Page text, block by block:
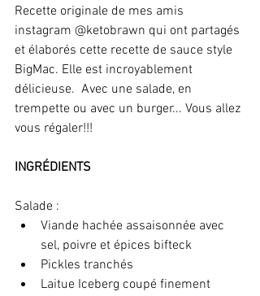
Recette originale de mes amis
instagram @ketobrawn qui ont partagés
et élaborés cette recette de sauce style
BigMac. Elle est incroyablement
délicieuse.  Avec une salade, en
trempette ou avec un burger... Vous allez
vous régaler!!!
INGRÉDIENTS
Salade :
Viande hachée assaisonnée avec
sel, poivre et épices bifteck
Pickles tranchés
Laitue Iceberg coupé finement